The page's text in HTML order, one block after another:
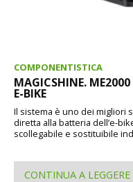
COMPONENTISTICA
MAGICSHINE.
E-BIKE
Il sistema è uno dei migliori
diretta alla batteria dell’e-
scollegabile e sostituibile
CONTINUA A LEGGERE